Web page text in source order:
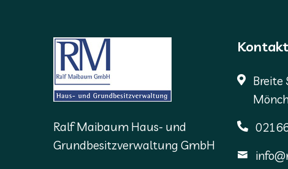
Ralf Maibaum Haus- und
Grundbesitzverwaltung GmbH
Kontakt
Breite